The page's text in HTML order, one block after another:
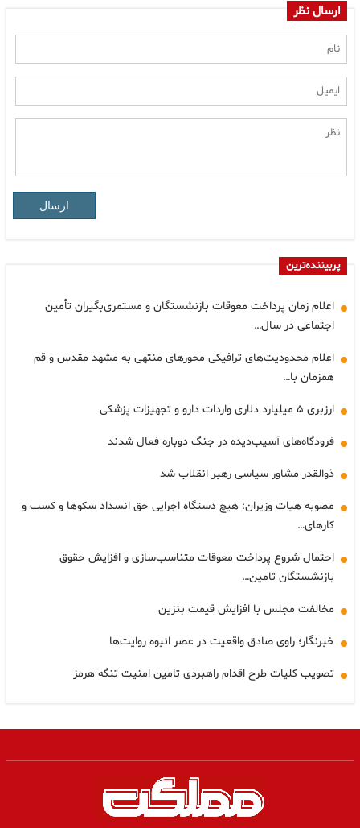
ارسال نظر
ارسال
پربیننده‌ترین
اعلام زمان پرداخت معوقات بازنشستگان و مستمری‌بگیران تأمین
اجتماعی در سال…
اعلام محدودیت‌های ترافیکی محورهای منتهی به مشهد مقدس و قم
همزمان با…
ارزبری ۵ میلیارد دلاری واردات دارو و تجهیزات پزشکی
فرودگاه‌های آسیب‌دیده در جنگ دوباره فعال شدند
ذوالقدر مشاور سیاسی رهبر انقلاب شد
مصوبه هیات وزیران: هیچ دستگاه اجرایی حق انسداد سکوها و کسب و
کارهای…
احتمال شروع پرداخت معوقات متناسب‌سازی و افزایش حقوق
بازنشستگان تامین…
مخالفت مجلس با افزایش قیمت بنزین
خبرنگار؛ راوی صادق واقعیت در عصر انبوه روایت‌ها
تصویب کلیات طرح اقدام راهبردی تامین امنیت تنگه هرمز